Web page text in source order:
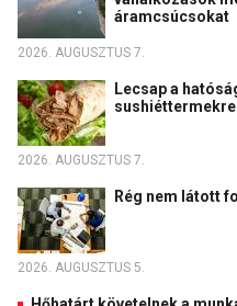
áramcsúcsokat
2026. AUGUSZTUS 7.
Lecsap a
sushiéttermekre
2026. AUGUSZTUS 7.
Rég nem látott
2026. AUGUSZTUS 5.